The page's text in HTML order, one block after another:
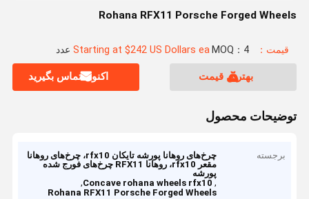
Rohana RFX11 Porsche Forged Wheels
قیمت：Starting at $242 US Dollars ea MOQ：4 عدد
بهترین قیمت اکنون تماس بگیرید
توضیحات محصول
برجسته
چرخ‌های روهانا پورشه تایکان rfx10، چرخ‌های روهانا
مقعر rfx10، روهانا RFX11 چرخ‌های فورج شده
پورشه
,
Concave rohana wheels rfx10
,
Rohana RFX11 Porsche Forged Wheels